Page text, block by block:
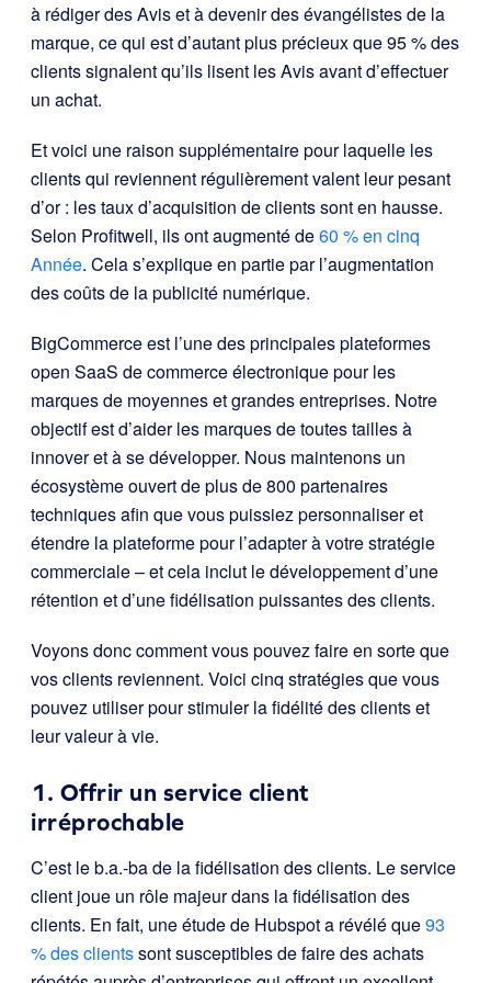
à rédiger des Avis et à devenir des évangélistes de la
marque, ce qui est d’autant plus précieux que 95 % des
clients signalent qu’ils lisent les Avis avant d’effectuer
un achat.
Et voici une raison supplémentaire pour laquelle les
clients qui reviennent régulièrement valent leur pesant
d’or : les taux d’acquisition de clients sont en hausse.
Selon Profitwell, ils ont augmenté de60 % en cinq
Année. Cela s’explique en partie par l’augmentation
des coûts de la publicité numérique.
BigCommerce est l’une des principales plateformes
open SaaS de commerce électronique pour les
marques de moyennes et grandes entreprises. Notre
objectif est d’aider les marques de toutes tailles à
innover et à se développer. Nous maintenons un
écosystème ouvert de plus de 800 partenaires
techniques afin que vous puissiez personnaliser et
étendre la plateforme pour l’adapter à votre stratégie
commerciale – et cela inclut le développement d’une
rétention et d’une fidélisation puissantes des clients.
Voyons donc comment vous pouvez faire en sorte que
vos clients reviennent. Voici cinq stratégies que vous
pouvez utiliser pour stimuler la fidélité des clients et
leur valeur à vie.
1. Offrir un service client
irréprochable
C’est le b.a.-ba de la fidélisation des clients. Le service
client joue un rôle majeur dans la fidélisation des
clients. En fait, une étude de Hubspot a révélé que93
% des clientssont susceptibles de faire des achats